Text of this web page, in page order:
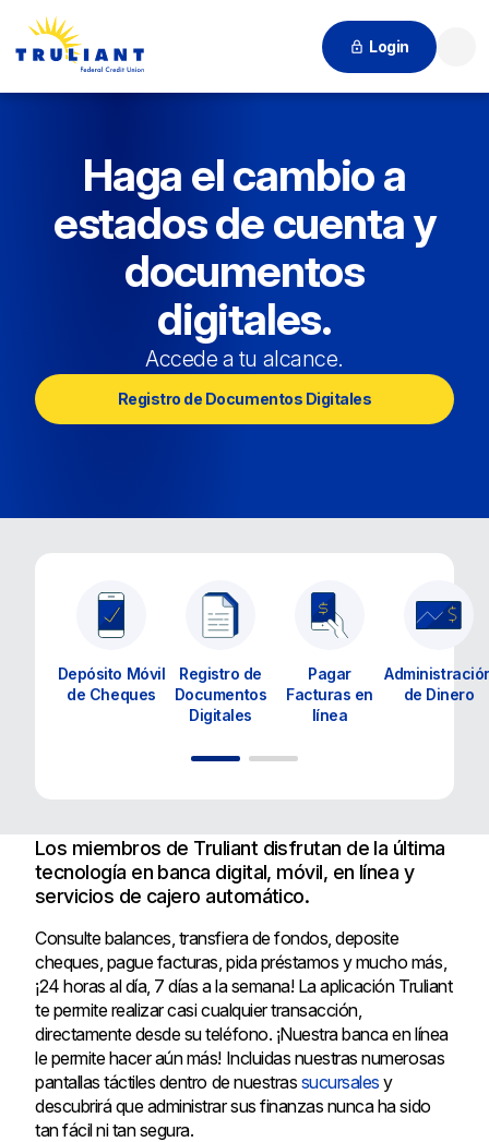
Login
Haga el cambio a
estados de cuenta y
documentos
digitales.
Accede a tu alcance.
Registro de Documentos Digitales
Depósito Móvil
de Cheques
Registro de
Documentos
Digitales
Pagar
Facturas en
línea
de Dinero
Los miembros de Truliant disfrutan de la última
tecnología en banca digital, móvil, en línea y
servicios de cajero automático.
Consulte balances, transfiera de fondos, deposite
cheques, pague facturas, pida préstamos y mucho más,
¡24 horas al día, 7 días a la semana! La aplicación Truliant
te permite realizar casi cualquier transacción,
directamente desde su teléfono. ¡Nuestra banca en línea
le permite hacer aún más! Incluidas nuestras numerosas
pantallas táctiles dentro de nuestras sucursales y
descubrirá que administrar sus finanzas nunca ha sido
tan fácil ni tan segura.